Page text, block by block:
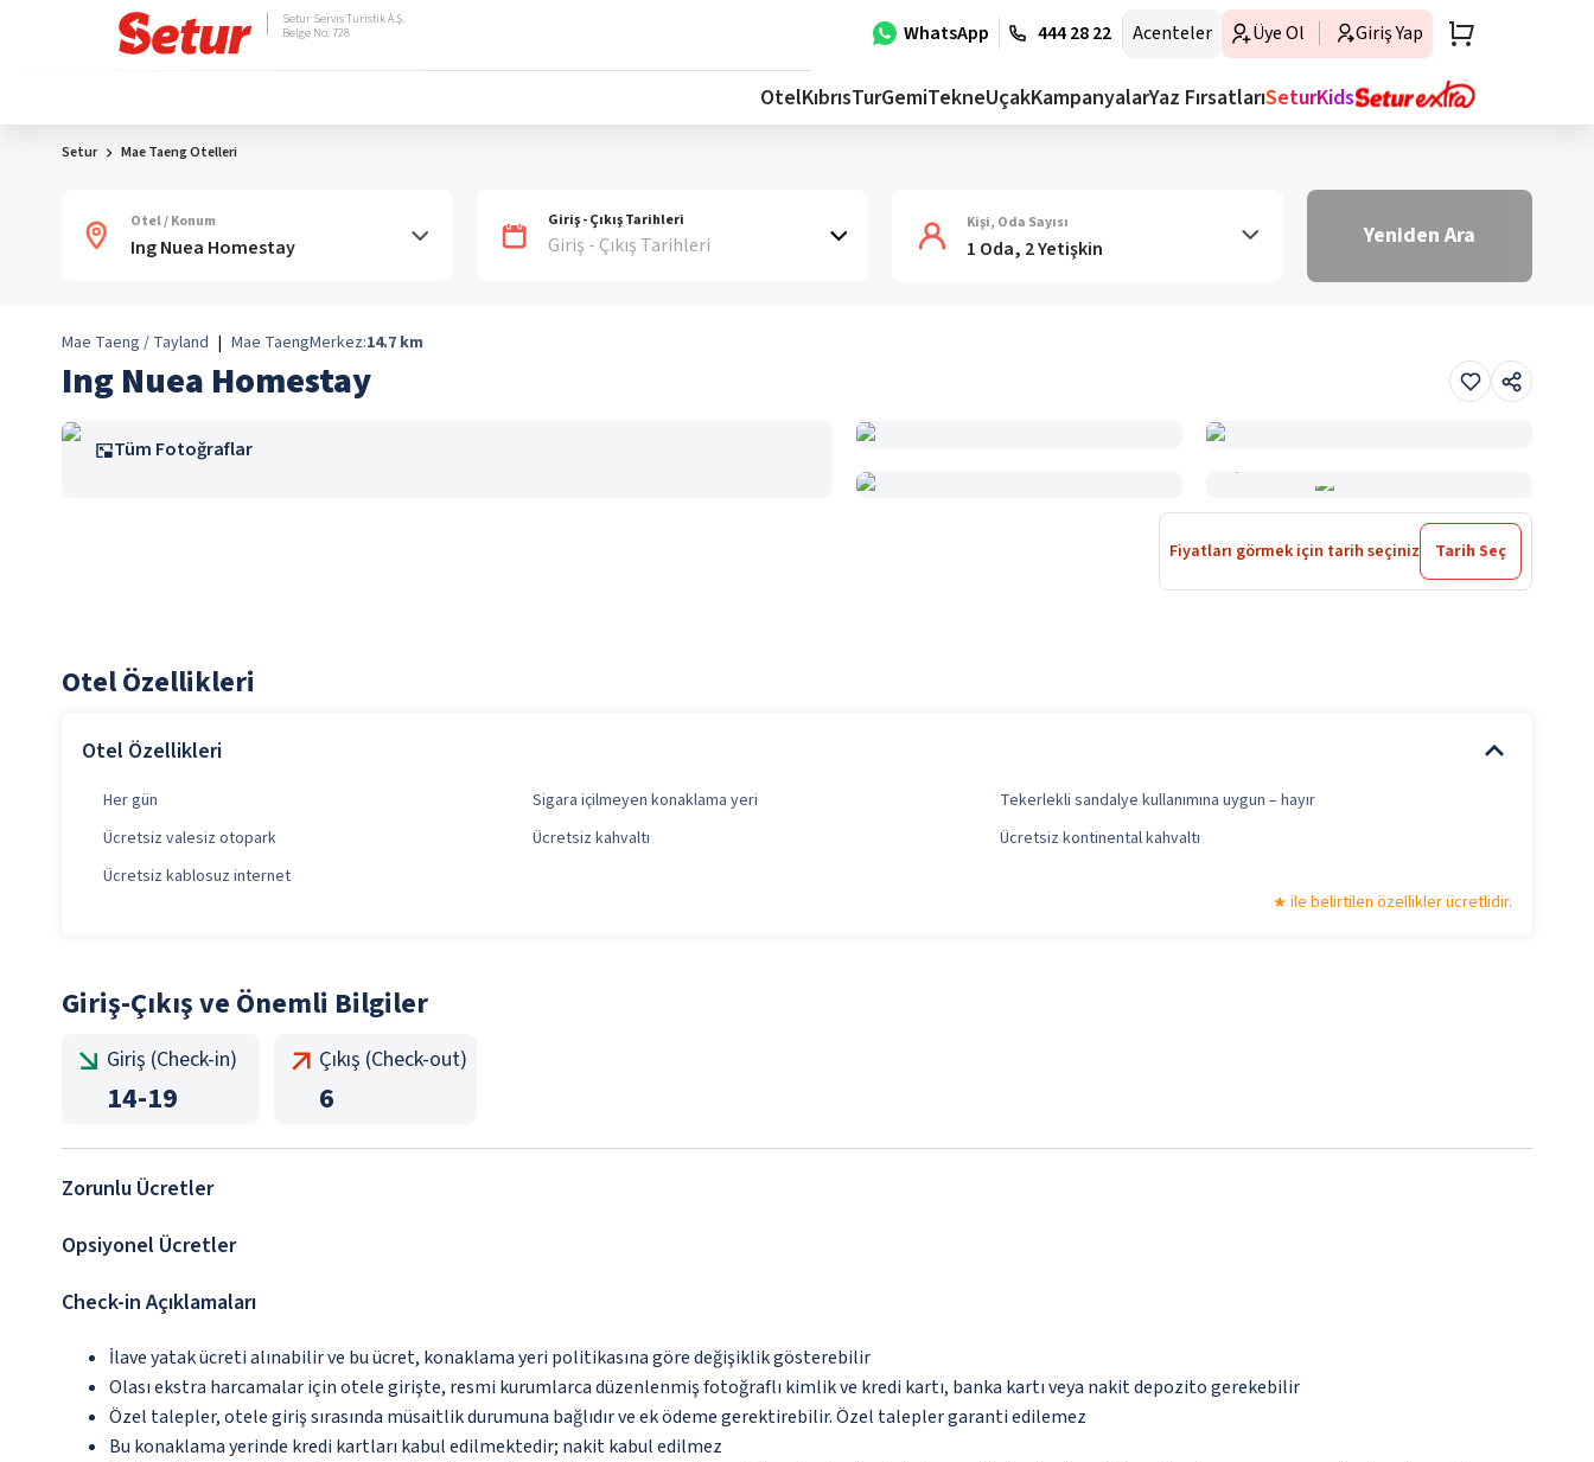
WhatsApp 444 28 22 Acenteler Üye Ol Giriş Yap
Setur Servis Turistik A.Ş.
Belge No: 728
OtelKıbrısTurGemiTekneUçakKampanyalarYaz FırsatlarıSeturKids
Setur Mae Taeng Otelleri
Otel / Konum Giriş - Çıkış Tarihleri
Giriş - Çıkış Tarihleri
Kişi, Oda Sayısı
1 Oda, 2 Yetişkin Yeniden Ara
Mae Taeng / Tayland | Mae TaengMerkez:14.7 km
Ing Nuea Homestay
Tüm Fotoğraflar
Fiyatları görmek için tarih seçiniz Tarih Seç
Otel Özellikleri
Otel Özellikleri
Her gün Sigara içilmeyen konaklama yeri
Tekerlekli sandalye kullanımına uygun – hayır
Ücretsiz valesiz otopark
Ücretsiz kahvaltı
Ücretsiz kontinental kahvaltı
Ücretsiz kablosuz internet
ile belirtilen özellikler ücretlidir.
Giriş-Çıkış ve Önemli Bilgiler
Giriş (Check-in)
14-19
Çıkış (Check-out)
6
Zorunlu Ücretler
Opsiyonel Ücretler
Check-in Açıklamaları
İlave yatak ücreti alınabilir ve bu ücret, konaklama yeri politikasına göre değişiklik gösterebilir
Olası ekstra harcamalar için otele girişte, resmi kurumlarca düzenlenmiş fotoğraflı kimlik ve kredi kartı, banka kartı veya nakit depozito gerekebilir
Özel talepler, otele giriş sırasında müsaitlik durumuna bağlıdır ve ek ödeme gerektirebilir. Özel talepler garanti edilemez
Bu konaklama yerinde kredi kartları kabul edilmektedir; nakit kabul edilmez